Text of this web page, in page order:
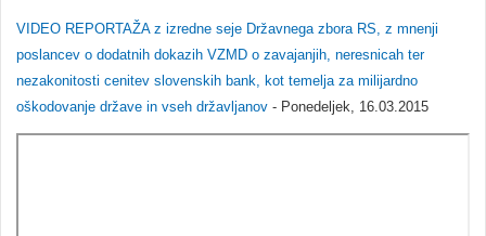
VIDEO REPORTAŽA z izredne seje Državnega zbora RS, z mnenji
poslancev o dodatnih dokazih VZMD o zavajanjih, neresnicah ter
nezakonitosti cenitev slovenskih bank, kot temelja za milijardno
oškodovanje države in vseh državljanov - Ponedeljek, 16.03.2015